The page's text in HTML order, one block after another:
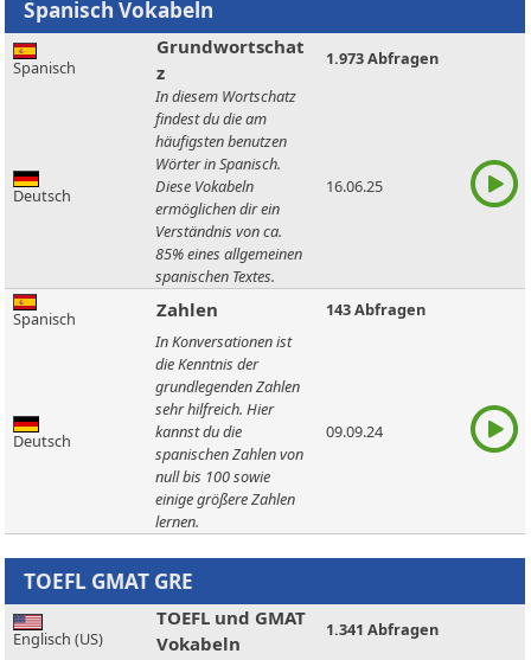
Spanisch
Grundwortschat
z
1.973 Abfragen
Deutsch
In diesem Wortschatz
findest du die am
häufigsten benutzen
Wörter in Spanisch.
Diese Vokabeln
ermöglichen dir ein
Verständnis von ca.
85% eines allgemeinen
spanischen Textes.
16.06.25
Spanisch Zahlen 143 Abfragen
Deutsch
In Konversationen ist
die Kenntnis der
grundlegenden Zahlen
sehr hilfreich. Hier
kannst du die
spanischen Zahlen von
null bis 100 sowie
einige größere Zahlen
lernen.
09.09.24
Englisch (US)
TOEFL und GMAT
Vokabeln
1.341 Abfragen